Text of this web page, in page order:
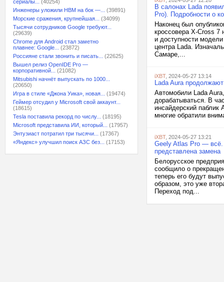
сериалы...
(40254)
Инженеры уложили HBM на бок —...
(39891)
Морские сражения, крупнейшая...
(34099)
Тысячи сотрудников Google требуют...
(29639)
Chrome для Android стал заметно
плавнее: Google...
(23872)
Россияне стали звонить и писать...
(22625)
Вышел релиз OpenIDE Pro —
корпоративной...
(21082)
Mitsubishi начнёт выпускать по 1000...
(20650)
Игра в стиле «Джона Уика», новая...
(19474)
Геймер отсудил у Microsoft свой аккаунт...
(18615)
Tesla поставила рекорд по числу...
(18195)
Microsoft представила ИИ, который...
(17957)
Энтузиаст потратил три тысячи...
(17367)
«Яндекс» улучшил поиск АЗС без...
(17153)
В салонах Lada
Pro). Подробности о
Наконец был
кроссовера X-Cross 7
и доступности
центра Lada.
Самаре,...
iXBT, 2024-05-27 13:14
Lada Aura
Автомобили Lada
дорабатываться. В
инсайдерский паблик
многие обратили
iXBT, 2024-05-27 13:21
Geely Atlas Pro — всё.
представлена замена
Белорусское
сообщило о
теперь его будут
образом, это уже
Переход под...